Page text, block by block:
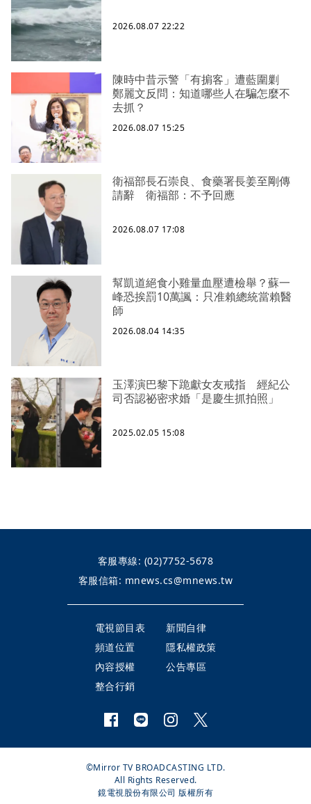
2026.08.07 22:22
陳時中昔示警「有掮客」遭藍圍剿
鄭麗文反問：知道哪些人在騙怎麼不
去抓？
2026.08.07 15:25
衛福部長石崇良、食藥署長姜至剛傳
請辭 衛福部：不予回應
2026.08.07 17:08
幫凱道絕食小雞量血壓遭檢舉？蘇一
峰恐挨罰10萬諷：只准賴總統當賴醫
師
2026.08.04 14:35
玉澤演巴黎下跪獻女友戒指 經紀公
司否認祕密求婚「是慶生抓拍照」
2025.02.05 15:08
客服專線: (02)7752-5678
客服信箱: mnews.cs@mnews.tw
電視節目表
新聞自律
頻道位置
隱私權政策
內容授權
公告專區
整合行銷
©Mirror TV BROADCASTING LTD.
All Rights Reserved.
鏡電視股份有限公司 版權所有